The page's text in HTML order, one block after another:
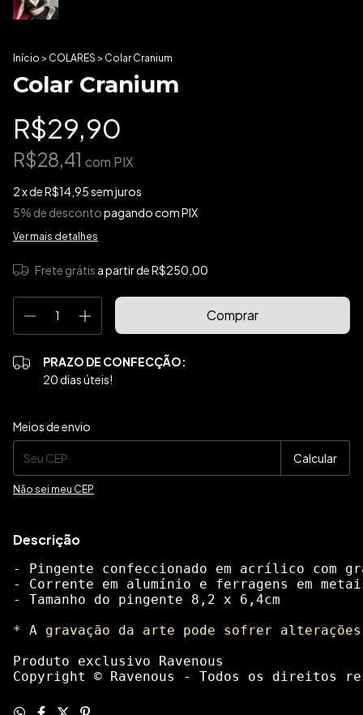
Início > COLARES > Colar Cranium
Colar Cranium
R$29,90
R$28,41 com PIX
2x deR$14,95sem juros
5% de descontopagando com PIX
Ver mais detalhes
Frete grátis a partir deR$250,00
PRAZO DE CONFECÇÃO:
20 dias úteis!
Entregas para o CEP:
Meios de envio
Calcular
Não sei meu CEP
Descrição
- Pingente confeccionado em acrílico com
- Corrente em alumínio e ferragens em
- Tamanho do pingente 8,2 x 6,4cm
* A gravação da arte pode sofrer
Produto exclusivo Ravenous
Copyright © Ravenous - Todos os direitos